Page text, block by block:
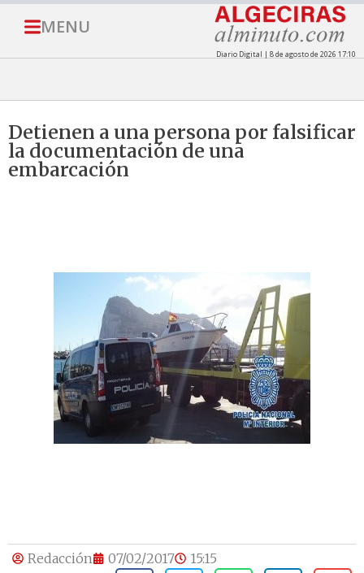
MENU
Diario Digital | 8 de agosto de 2026 17:10
Detienen a una persona por falsificar
la documentación de una
embarcación
Redacción 07/02/2017 15:15